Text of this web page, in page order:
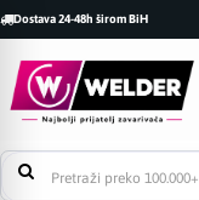
Dostava 24-48h širom BiH